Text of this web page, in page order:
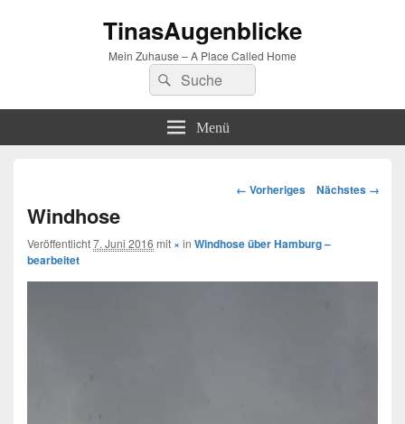
TinasAugenblicke
Mein Zuhause – A Place Called Home
Suchen
nach:
Suchen
Menü
Bilder-
← Vorheriges Nächstes →
Windhose
Veröffentlicht7. Juni 2016 mit × in Windhose über Hamburg –
bearbeitet